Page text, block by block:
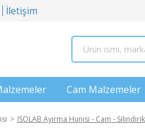
İletişim
Cam Malzemeler
ISOLAB Ayırma Hunisi - Cam -